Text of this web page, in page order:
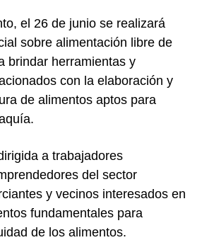
el 26 de junio se realizará
sobre alimentación libre de
brindar herramientas y
con la elaboración y
de alimentos aptos para
a trabajadores
del sector
y vecinos interesados en
fundamentales para
de los alimentos.